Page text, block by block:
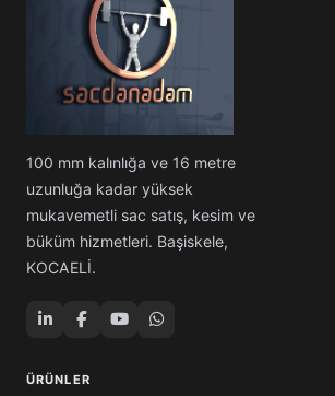
100 mm kalınlığa ve 16 metre
uzunluğa kadar yüksek
mukavemetli sac satış, kesim ve
büküm hizmetleri. Başiskele,
KOCAELİ.
ÜRÜNLER